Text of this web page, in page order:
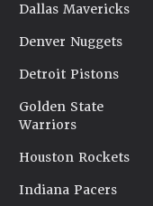
Dallas Mavericks
Denver Nuggets
Detroit Pistons
Golden State
Warriors
Houston Rockets
Indiana Pacers